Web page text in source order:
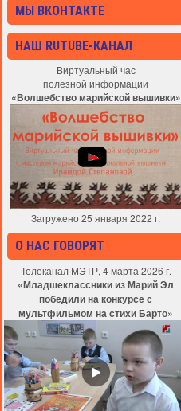
МЫ ВКОНТАКТЕ
НАШ RUTUBE-КАНАЛ
Виртуальный час
полезной информации
«Волшебство марийской вышивки»
Загружено 25 января 2022 г.
О НАС ГОВОРЯТ
Телеканал МЭТР, 4 марта 2026 г.
«Младшеклассники из Марий Эл
победили на конкурсе с
мультфильмом на стихи Барто»